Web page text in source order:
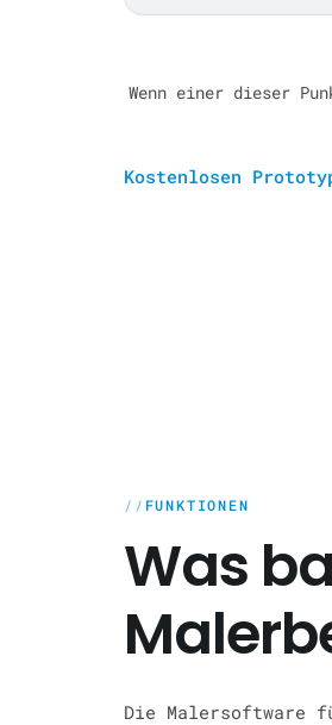
Wenn einer dieser
Kostenlosen
FUNKTIONEN
Was
Die Malersoftware